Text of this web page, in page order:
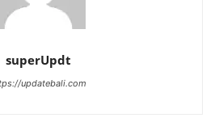
superUpdt
updatebali.com